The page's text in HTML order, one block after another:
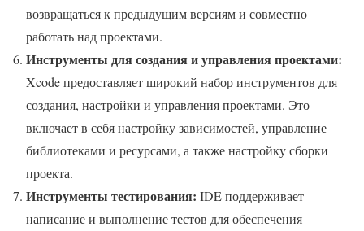
возвращаться к предыдущим версиям и совместно
работать над проектами.
Инструменты для создания и управления проектами:
Xcode предоставляет широкий набор инструментов для
создания, настройки и управления проектами. Это
включает в себя настройку зависимостей, управление
библиотеками и ресурсами, а также настройку сборки
проекта.
Инструменты тестирования: IDE поддерживает
написание и выполнение тестов для обеспечения